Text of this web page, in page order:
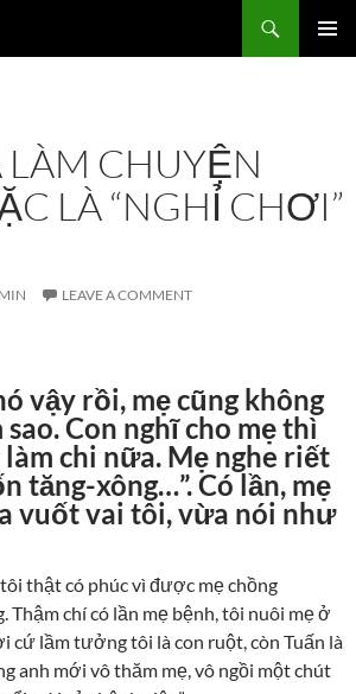
LÀM CHUYỆN
LÀ “NGHỈ CHƠI”
LEAVE A COMMENT
vậy rồi, mẹ cũng không
Con nghĩ cho mẹ thì
chi nữa. Mẹ nghe riết
tăng-xông…”. Có lần, mẹ
vuốt vai tôi, vừa nói như
thật có phúc vì được mẹ chồng
Thậm chí có lần mẹ bệnh, tôi nuôi mẹ ở
cứ lầm tưởng tôi là con ruột, còn Tuấn là
anh mới vô thăm mẹ, vô ngồi một chút